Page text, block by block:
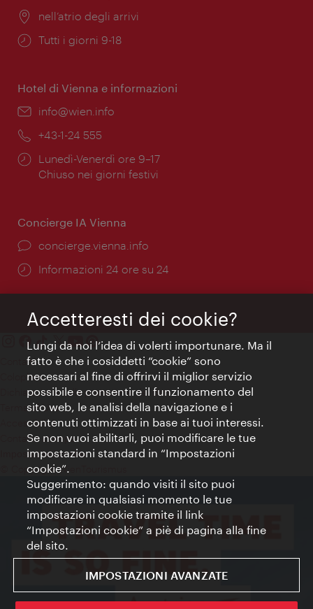
Posizione:
nell’atrio degli arrivi
Orari
Tutti i giorni 9-18
Hotel di Vienna e informazioni
Email:
info@wien.info
Telefono:
+43-1-24 555
Orari
di
Lunedì-Venerdì ore 9–17
Chiuso nei giorni festivi
Concierge IA Vienna
Ort:
concierge.vienna.info
Öffnungszeiten:
Informazioni 24 ore su 24
Contatti
Colophon
Dichiarazione sulla protezione dei dati
Terms of Use
Accessibilità
Contatto stampa
Impostazioni cookie
© Copyright WienTourismus
Accetteresti dei cookie?
Lungi da noi l’idea di volerti importunare. Ma il
fatto è che i cosiddetti “cookie” sono
necessari al fine di offrirvi il miglior servizio
possibile e consentire il funzionamento del
sito web, le analisi della navigazione e i
contenuti ottimizzati in base ai tuoi interessi.
Se non vuoi abilitarli, puoi modificare le tue
impostazioni standard in “Impostazioni
cookie”.
Suggerimento: quando visiti il sito puoi
modificare in qualsiasi momento le tue
impostazioni cookie tramite il link
“Impostazioni cookie” a piè di pagina alla fine
del sito.
IMPOSTAZIONI AVANZATE